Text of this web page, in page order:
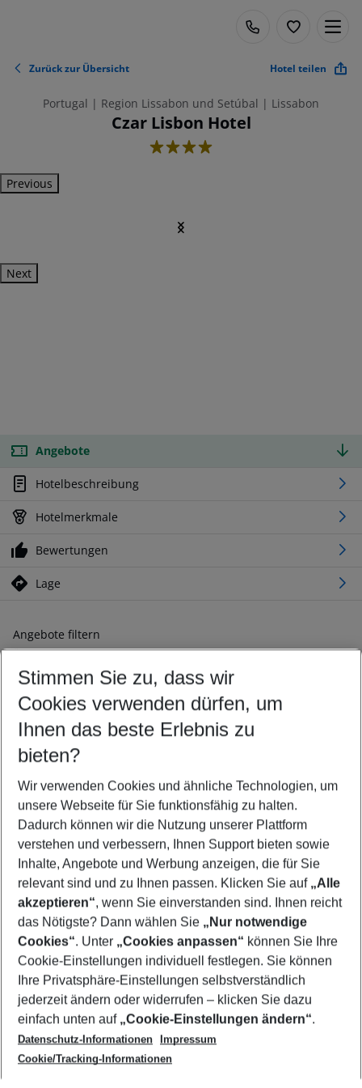
Zurück zur Übersicht Hotel teilen
Portugal | Region Lissabon und Setúbal | Lissabon
Czar Lisbon Hotel
4
Previous
Next
Angebote
Hotelbeschreibung
Hotelmerkmale
Bewertungen
Lage
Angebote filtern
Ändern Sie Ihre Kriterien nach Ihren Wünschen
Abflughafen wählen
Beliebiger Abflughafen
Reisezeitraum wählen
10.08.26– 08.08.27 5-8 Nächte
2 Erwachsene Keine Kinder
Mehr Filter anzeigen
Footer
Footer navigation
Über uns
AGB
Cookie-Einstellungen ändern
Cookie-Richtlinie
Datenschutz
Service & Hilfe
Barrierefreies Reisen
Check-in
Folgen Sie uns
Stimmen Sie zu, dass wir
Cookies verwenden dürfen, um
Ihnen das beste Erlebnis zu
bieten?
Wir verwenden Cookies und ähnliche Technologien, um
unsere Webseite für Sie funktionsfähig zu halten.
Dadurch können wir die Nutzung unserer Plattform
verstehen und verbessern, Ihnen Support bieten sowie
Inhalte, Angebote und Werbung anzeigen, die für Sie
relevant sind und zu Ihnen passen. Klicken Sie auf „Alle
akzeptieren“, wenn Sie einverstanden sind. Ihnen reicht
das Nötigste? Dann wählen Sie „Nur notwendige
Cookies“. Unter „Cookies anpassen“ können Sie Ihre
Cookie-Einstellungen individuell festlegen. Sie können
Ihre Privatsphäre-Einstellungen selbstverständlich
jederzeit ändern oder widerrufen – klicken Sie dazu
einfach unten auf „Cookie-Einstellungen ändern“.
Datenschutz-Informationen
Impressum
Cookie/Tracking-Informationen